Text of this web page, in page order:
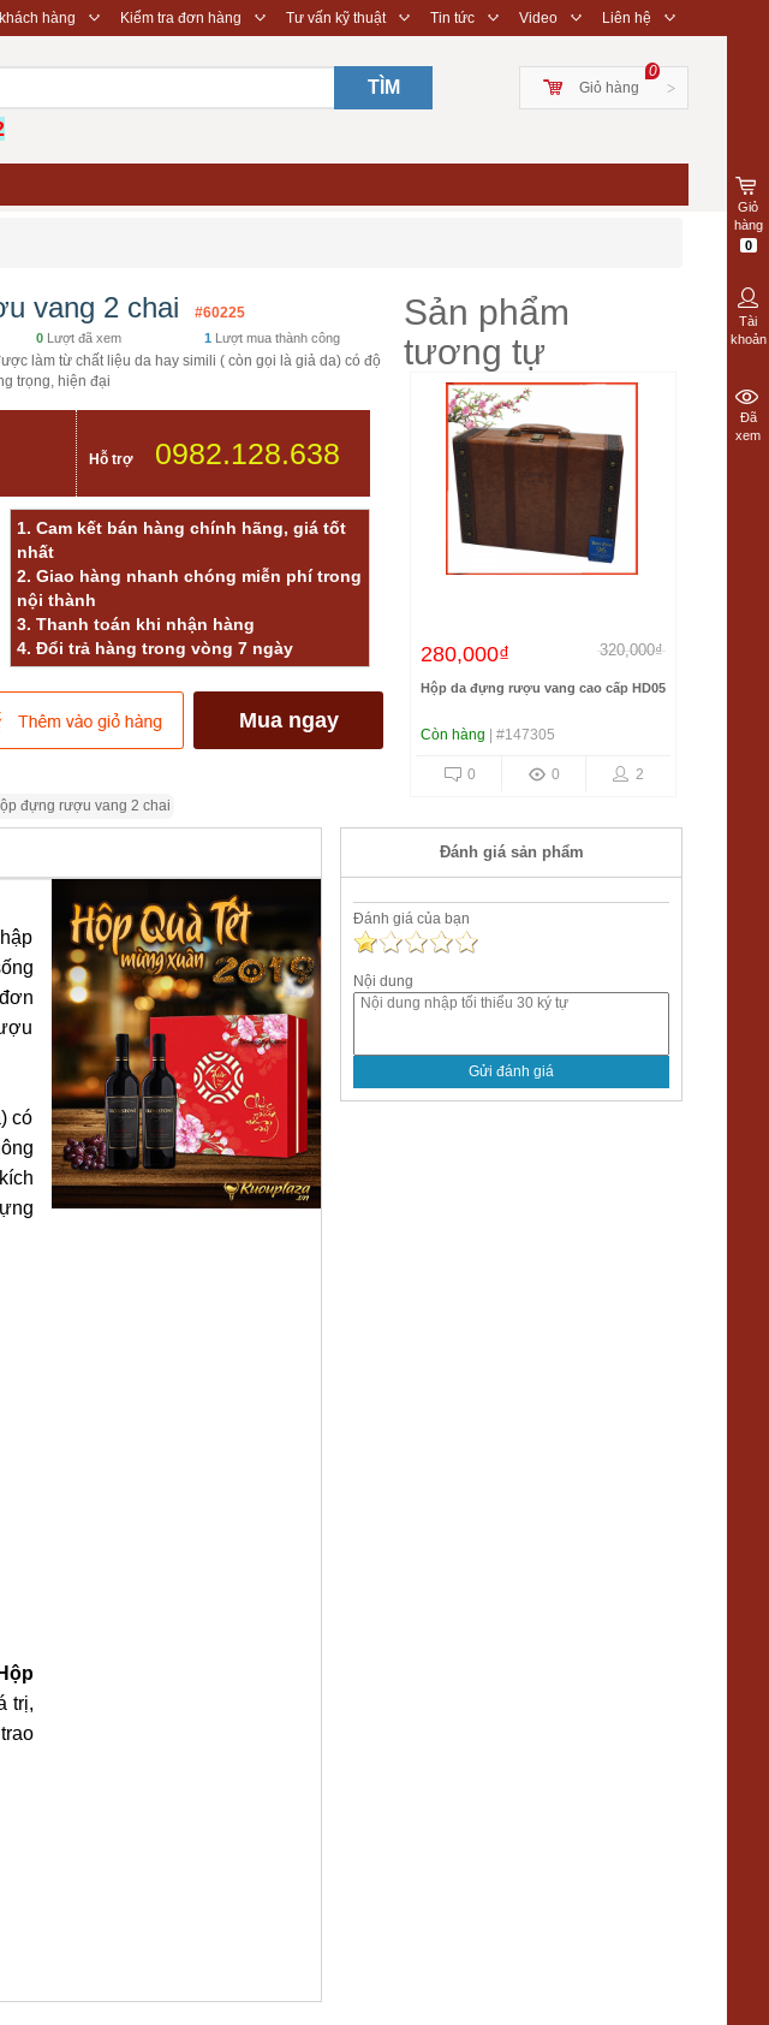
◇
hàng ◇
Kiểm tra đơn hàng ◇
Tư vấn kỹ thuật ◇
Tin tức ◇
Video ◇
Liên hệ
TÌM >
0
Giỏ hàng
đựng rượu vang 2 chai
vang 2 chai #60225
0Lượt đã xem 1 Lượt mua thành công
làm từ chất liệu da hay simili ( còn gọi là giả da) có độ
trọng, hiện đại
Hỗ trợ 0982.128.638
1. Cam kết bán hàng chính hãng, giá tốt
nhất
2. Giao hàng nhanh chóng miễn phí trong
nội thành
3. Thanh toán khi nhận hàng
4. Đổi trả hàng trong vòng 7 ngày
Mua ngay
Sản phẩm
tương tự
280,000₫ 320,000₫
Hộp da đựng rượu vang cao cấp HD05
Còn hàng | #147305
2
0
0
có
Hộp
trị,
Đánh giá sản phẩm
Đánh giá của bạn
Nội dung
Gửi đánh giá
Giỏ
hàng
0
Tài
khoản
Đã
xem